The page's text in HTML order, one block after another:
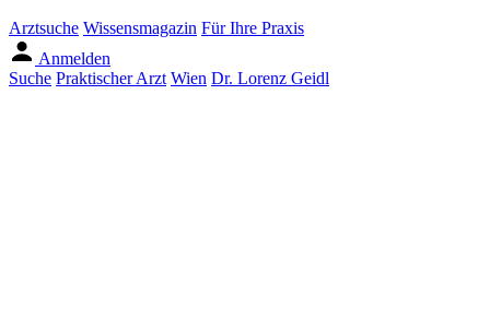
Arztsuche Wissensmagazin Für Ihre Praxis
Anmelden
Suche Praktischer Arzt Wien Dr. Lorenz Geidl